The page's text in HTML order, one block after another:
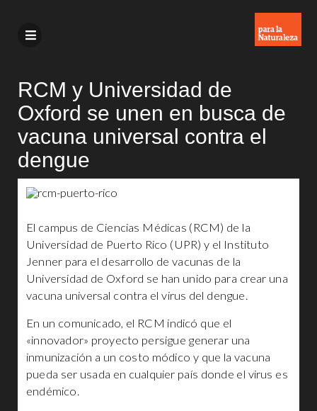
RCM y Universidad de
Oxford se unen en busca de
vacuna universal contra el
dengue
El campus de Ciencias Médicas (RCM) de la
Universidad de Puerto Rico (UPR) y el Instituto
Jenner para el desarrollo de vacunas de la
Universidad de Oxford se han unido para crear una
vacuna universal contra el virus del dengue.
En un comunicado, el RCM indicó que el
«innovador» proyecto persigue generar una
inmunización a un costo módico y que la vacuna
pueda ser usada en cualquier país donde el virus es
endémico.